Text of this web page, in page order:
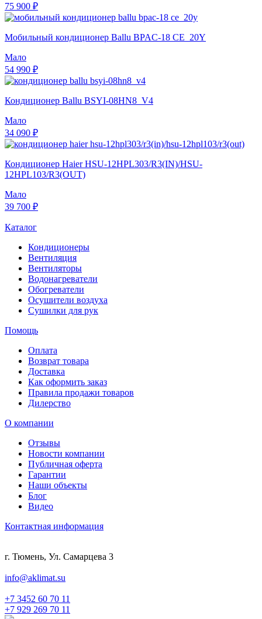
75 900 ₽
Мобильный кондиционер Ballu BPAC-18 CE_20Y
Мало
54 990 ₽
Кондиционер Ballu BSYI-08HN8_V4
Мало
34 090 ₽
Кондиционер Haier HSU-12HPL303/R3(IN)/HSU-
12HPL103/R3(OUT)
Мало
39 700 ₽
Каталог
Кондиционеры
Вентиляция
Вентиляторы
Водонагреватели
Обогреватели
Осушители воздуха
Сушилки для рук
Помощь
Оплата
Возврат товара
Доставка
Как оформить заказ
Правила продажи товаров
Дилерство
О компании
Отзывы
Новости компании
Публичная оферта
Гарантии
Наши объекты
Блог
Видео
Контактная информация
г. Тюмень, Ул. Самарцева 3
info@aklimat.su
+7 3452 60 70 11
+7 929 269 70 11